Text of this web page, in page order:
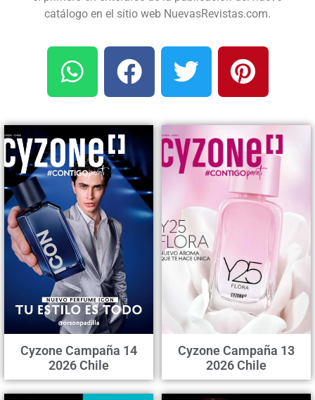
catálogo en el sitio web NuevasRevistas.com.
Cyzone Campaña 14
2026 Chile
Cyzone Campaña 13
2026 Chile